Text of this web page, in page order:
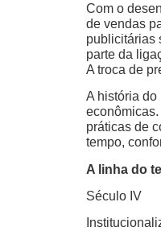
Com o
de vendas
publicitárias
parte da
A troca de
A história do
práticas de
tempo,
A linha do
Século IV